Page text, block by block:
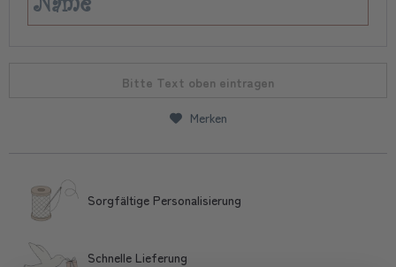
Bitte Text oben eintragen
Merken
Sorgfältige Personalisierung
Schnelle Lieferung